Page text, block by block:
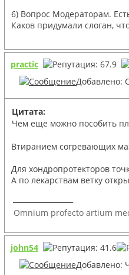
6) Вопрос Модераторам.
Каков придумали слоган,
practic
Добавлено:
Цитата:
Чем еще можно пособить
Втиранием согревающих
Для хондропротекторов
А по лекарствам ветку
Omnium profecto artium
john54
Добавлено: